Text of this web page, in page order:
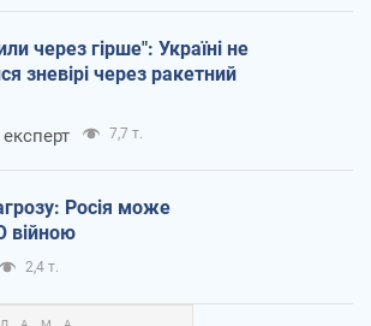
через гірше": Україні не
зневірі через ракетний
7,7 т.
Росія може
війною
2,4 т.